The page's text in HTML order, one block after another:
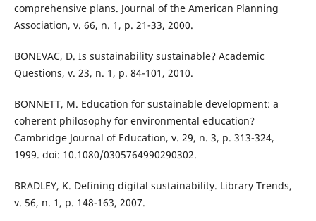
comprehensive plans. Journal of the American Planning
Association, v. 66, n. 1, p. 21-33, 2000.
BONEVAC, D. Is sustainability sustainable? Academic
Questions, v. 23, n. 1, p. 84-101, 2010.
BONNETT, M. Education for sustainable development: a
coherent philosophy for environmental education?
Cambridge Journal of Education, v. 29, n. 3, p. 313-324,
1999. doi: 10.1080/0305764990290302.
BRADLEY, K. Defining digital sustainability. Library Trends,
v. 56, n. 1, p. 148-163, 2007.